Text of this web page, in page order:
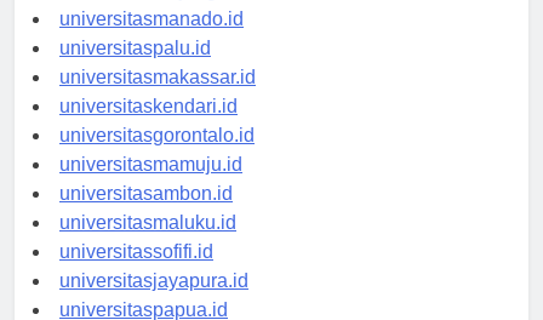
universitastanjungselor.id
universitasmanado.id
universitaspalu.id
universitasmakassar.id
universitaskendari.id
universitasgorontalo.id
universitasmamuju.id
universitasambon.id
universitasmaluku.id
universitassofifi.id
universitasjayapura.id